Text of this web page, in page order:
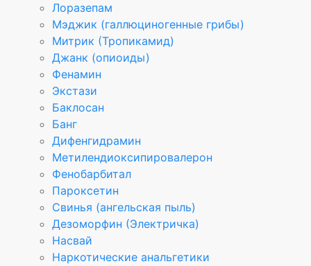
Лоразепам
Мэджик (галлюциногенные грибы)
Митрик (Тропикамид)
Джанк (опиоиды)
Фенамин
Экстази
Баклосан
Банг
Дифенгидрамин
Метилендиоксипировалерон
Фенобарбитал
Пароксетин
Свинья (ангельская пыль)
Дезоморфин (Электричка)
Насвай
Наркотические анальгетики